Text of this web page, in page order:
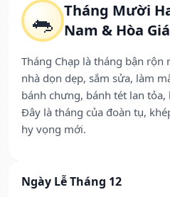
🐀 Tháng Mười
Nam & Hòa
Tháng Chạp là tháng bận rộn
nhà dọn dẹp, sắm sửa, làm
bánh chưng, bánh tét lan tỏa,
Đây là tháng của đoàn tụ,
hy vọng mới.
Ngày Lễ Tháng 12